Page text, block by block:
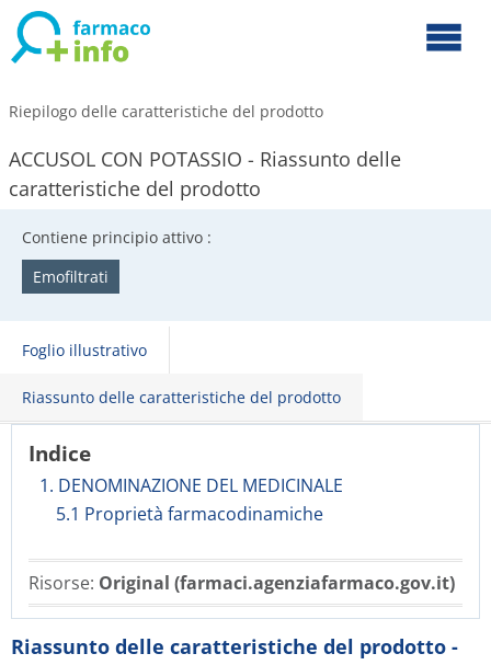
Riepilogo delle caratteristiche del prodotto
ACCUSOL CON POTASSIO - Riassunto delle
caratteristiche del prodotto
Contiene principio attivo :
Emofiltrati
Foglio illustrativo
Riassunto delle caratteristiche del prodotto
Indice
1. DENOMINAZIONE DEL MEDICINALE
5.1 Proprietà farmacodinamiche
Risorse: Original (farmaci.agenziafarmaco.gov.it)
Riassunto delle caratteristiche del prodotto -